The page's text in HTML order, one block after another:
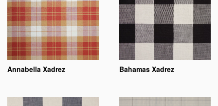
Annabella Xadrez Bahamas Xadrez